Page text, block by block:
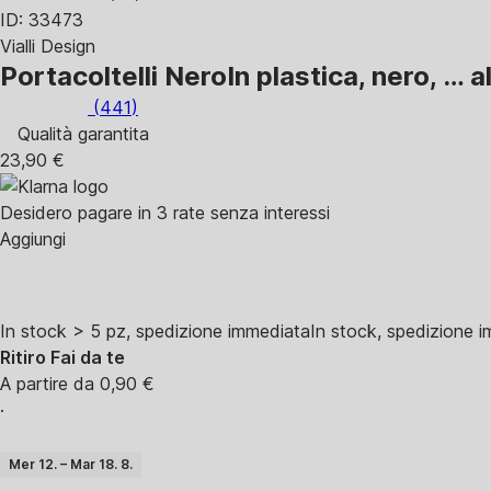
ID: 33473
Vialli Design
Portacoltelli NeroIn plastica, nero, …
(441)
Qualità garantita
23,90 €
Desidero pagare in 3 rate senza interessi
Aggiungi
In stock > 5 pz, spedizione immediataIn stock, spedizione
Ritiro Fai da te
A partire da 0,90 €
·
Mer 12. – Mar 18. 8.